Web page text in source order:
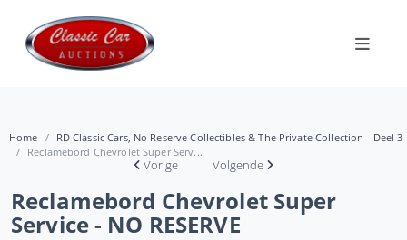
Home
RD Classic Cars, No Reserve Collectibles & The Private Collection - Deel 3
Reclamebord Chevrolet Super Serv...
Vorige Volgende
Reclamebord Chevrolet Super
Service - NO RESERVE